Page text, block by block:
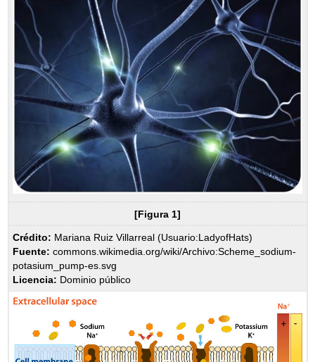
[Figura 1]
Crédito: Mariana Ruiz Villarreal (Usuario:LadyofHats)
Fuente: commons.wikimedia.org/wiki/Archivo:Scheme_sodium-
potasium_pump-es.svg
Licencia: Dominio público